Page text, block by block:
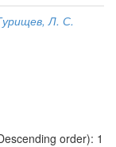
Л. С.
order): 1